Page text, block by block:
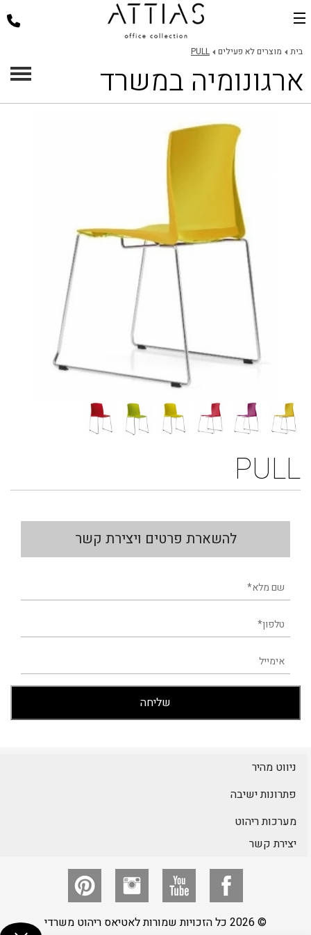
בית
דלפקי קבלה
כסאות למשרד
שולחנות משרד
ארגונומיה במשרד
בית מוצרים לא פעילים PULL
ארגונומיה במשרד
PULL
להשארת פרטים ויצירת קשר
ניווט מהיר
פתרונות ישיבה
מערכות ריהוט
יצירת קשר
© 2026 כל הזכויות שמורות לאטיאס ריהוט משרדי